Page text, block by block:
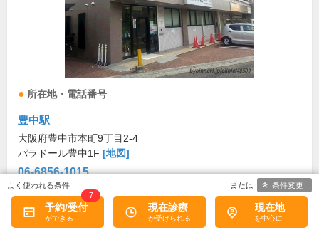
所在地・電話番号
豊中駅
大阪府豊中市本町9丁目2-4
パラドール豊中1F [地図]
06-6856-1015
診療科目
内科 外科 消化器科 整形外科 肛門科 リハビリテーシ
予約/受付
7
現在診療 現在地
条件変更